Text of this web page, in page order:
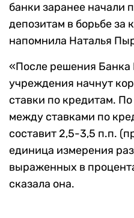
банки заранее начали
депозитам в борьбе за
напомнила Наталья
«После решения
учреждения начнут
ставки по кредитам.
между ставками по
составит 2,5-3,5 п.п.
единица измерения
выраженных в
сказала она.